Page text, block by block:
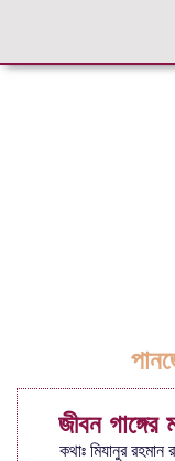
জীবন গাঙ্গের
কথাঃ মিযানুর রহমান